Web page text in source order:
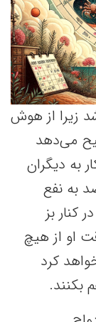
زیرا از هوش
می‌دهد
به دیگران
به نفع
کنار بز
او از هیچ
کرد
بکنند.